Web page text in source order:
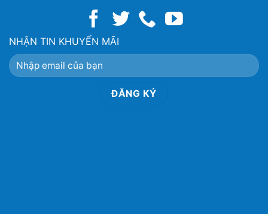
NHẬN TIN KHUYẾN MÃI